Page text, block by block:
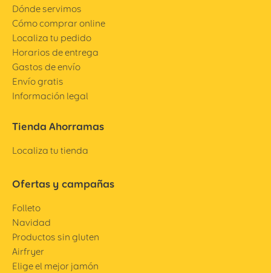
Dónde servimos
Cómo comprar online
Localiza tu pedido
Horarios de entrega
Gastos de envío
Envío gratis
Información legal
Tienda Ahorramas
Localiza tu tienda
Ofertas y campañas
Folleto
Navidad
Productos sin gluten
Airfryer
Elige el mejor jamón